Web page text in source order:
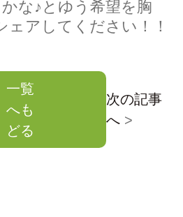
ケアマネ専用）
＞
会社情報
な♪とゆう希望を胸
ェアしてください！！
一覧
へも
どる
次の記事
へ>